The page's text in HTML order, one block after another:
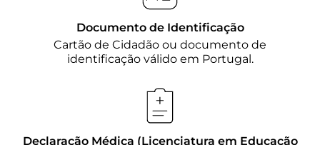
Documento de Identificação
Cartão de Cidadão ou documento de
identificação válido em Portugal.
Declaração Médica (Licenciatura em Educação